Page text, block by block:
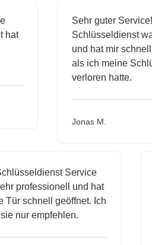
hat
Sehr guter
Schlüsseldienst
und hat mir
als ich meine
verloren hatte.
Jonas M.
Service
professionell und hat
schnell geöffnet. Ich
nur empfehlen.